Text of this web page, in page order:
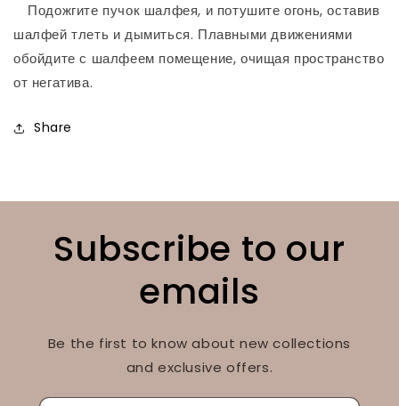
⠀ Подожгите пучок шалфея, и потушите огонь, оставив
шалфей тлеть и дымиться. Плавными движениями
обойдите с шалфеем помещение, очищая пространство
от негатива. ⠀
Share
Subscribe to our
emails
Be the first to know about new collections
and exclusive offers.